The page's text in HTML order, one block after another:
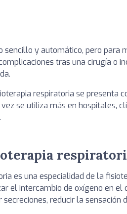
sencillo y automático, pero para
tras una cirugía o
respiratoria se presenta
se utiliza más en hospitales,
es una especialidad de la
el intercambio de oxígeno en el
reducir la